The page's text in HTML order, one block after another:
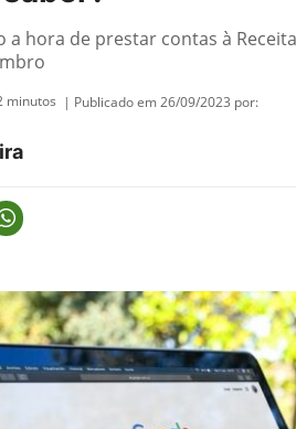
a hora de prestar contas à
minutos | Publicado em 26/09/2023 por: